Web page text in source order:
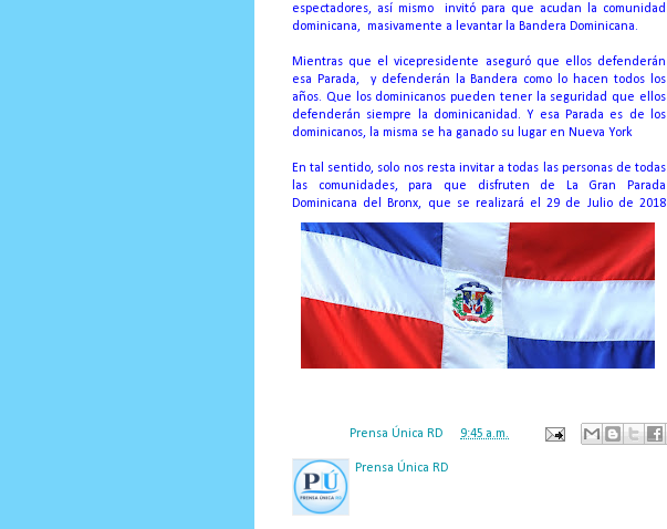
espectadores, así mismo
invitó para que acudan la comunidad
dominicana, masivamente a levantar la Bandera Dominicana.
Mientras que el vicepresidente aseguró que ellos defenderán
esa Parada,
y defenderán la Bandera como lo hacen todos los
años. Que los dominicanos pueden tener la seguridad que ellos
defenderán siempre la dominicanidad. Y esa Parada es de los
dominicanos, la misma se ha ganado su lugar en Nueva York
En tal sentido, solo nos resta invitar a todas las personas de todas
las comunidades, para que disfruten de La Gran Parada
Dominicana del Bronx, que se realizará el 29 de Julio de 2018
Prensa Única RD 9:45 a.m.
Prensa Única RD